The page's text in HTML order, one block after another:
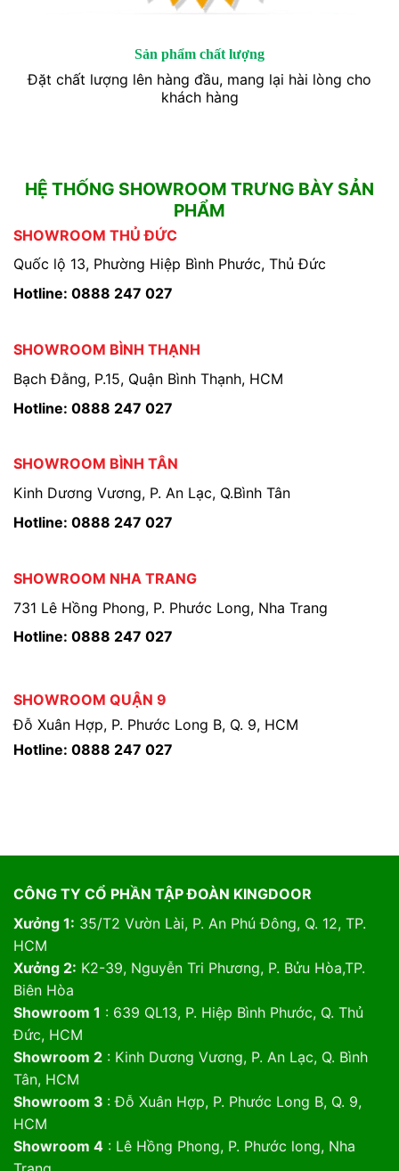
Sản phẩm chất lượng
Đặt chất lượng lên hàng đầu, mang lại hài lòng cho
khách hàng
HỆ THỐNG SHOWROOM TRƯNG BÀY SẢN
PHẨM
SHOWROOM THỦ ĐỨC
Quốc lộ 13, Phường Hiệp Bình Phước, Thủ Đức
Hotline: 0888 247 027
SHOWROOM BÌNH THẠNH
Bạch Đằng, P.15, Quận Bình Thạnh, HCM
Hotline: 0888 247 027
SHOWROOM BÌNH TÂN
Kinh Dương Vương, P. An Lạc, Q.Bình Tân
Hotline: 0888 247 027
SHOWROOM NHA TRANG
731 Lê Hồng Phong, P. Phước Long, Nha Trang
Hotline: 0888 247 027
SHOWROOM QUẬN 9
Đỗ Xuân Hợp, P. Phước Long B, Q. 9, HCM
Hotline: 0888 247 027
CÔNG TY CỔ PHẦN TẬP ĐOÀN KINGDOOR
Xưởng 1: 35/T2 Vườn Lài, P. An Phú Đông, Q. 12, TP.
HCM
Xưởng 2: K2-39, Nguyễn Tri Phương, P. Bửu Hòa,TP.
Biên Hòa
Showroom 1 : 639 QL13, P. Hiệp Bình Phước, Q. Thủ
Đức, HCM
Showroom 2: Kinh Dương Vương, P. An Lạc, Q. Bình
Tân, HCM
Showroom 3 : Đỗ Xuân Hợp, P. Phước Long B, Q. 9,
HCM
Showroom 4: Lê Hồng Phong, P. Phước long, Nha